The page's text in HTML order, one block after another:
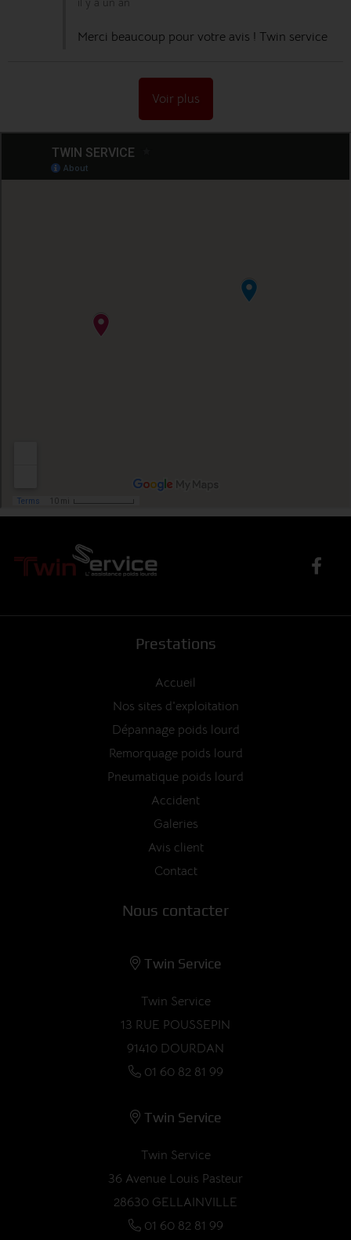
Merci beaucoup pour votre avis ! Twin service
Voir plus
Prestations
Accueil
Nos sites d'exploitation
Dépannage poids lourd
Remorquage poids lourd
Pneumatique poids lourd
Accident
Galeries
Avis client
Contact
Nous contacter
Twin Service
Twin Service
13 RUE POUSSEPIN
91410 DOURDAN
01 60 82 81 99
Twin Service
Twin Service
36 Avenue Louis Pasteur
28630 GELLAINVILLE
01 60 82 81 99